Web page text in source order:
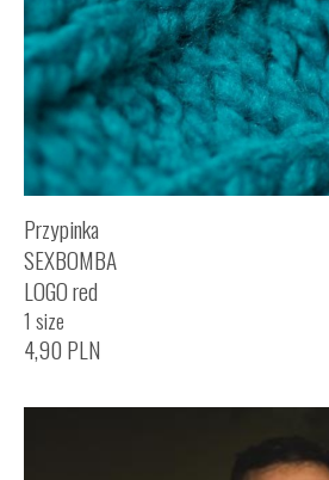
Przypinka
SEXBOMBA
LOGO red
1 size
4,90 PLN